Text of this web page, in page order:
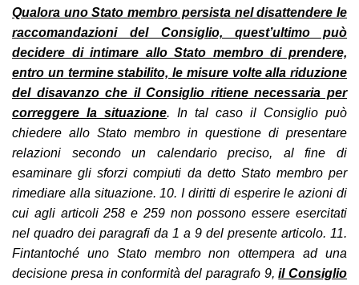
Qualora uno Stato membro persista nel disattendere le
raccomandazioni del Consiglio, quest’ultimo può
decidere di intimare allo Stato membro di prendere,
entro un termine stabilito, le misure volte alla riduzione
del disavanzo che il Consiglio ritiene necessaria per
correggere la situazione. In tal caso il Consiglio può
chiedere allo Stato membro in questione di presentare
relazioni secondo un calendario preciso, al fine di
esaminare gli sforzi compiuti da detto Stato membro per
rimediare alla situazione. 10. I diritti di esperire le azioni di
cui agli articoli 258 e 259 non possono essere esercitati
nel quadro dei paragrafi da 1 a 9 del presente articolo. 11.
Fintantoché uno Stato membro non ottempera ad una
decisione presa in conformità del paragrafo 9, il Consiglio